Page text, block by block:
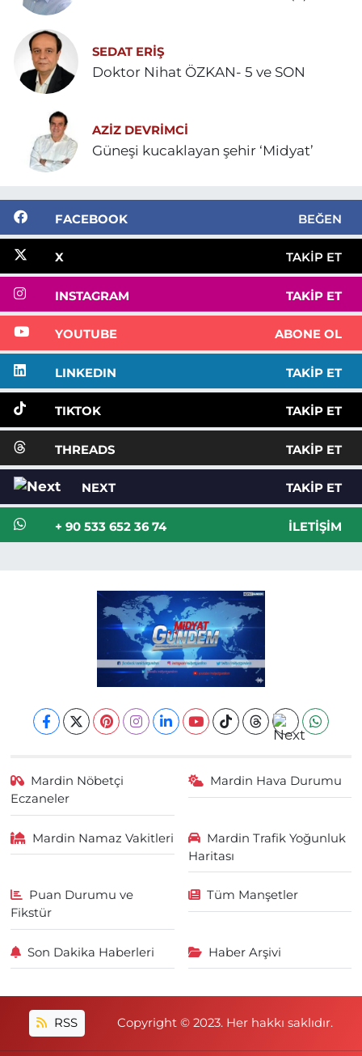
SEDAT ERİŞ
Doktor Nihat ÖZKAN- 5 ve SON
AZIZ DEVRIMCI
Güneşi kucaklayan şehir ‘Midyat’
FACEBOOK BEĞEN
X TAKIP ET
INSTAGRAM TAKIP ET
YOUTUBE ABONE OL
LINKEDIN TAKIP ET
TIKTOK TAKIP ET
THREADS TAKIP ET
NEXT TAKIP ET
+ 90 533 652 36 74 İLETIŞIM
Mardin Nöbetçi
Eczaneler
Mardin Hava Durumu
Mardin Namaz Vakitleri
Mardin Trafik Yoğunluk
Haritası
Puan Durumu ve
Fikstür
Tüm Manşetler
Son Dakika Haberleri Haber Arşivi
RSS Copyright © 2023. Her hakkı saklıdır.